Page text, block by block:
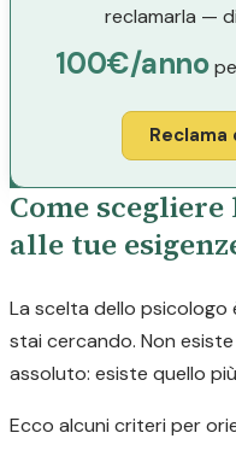
reclamarla —
100€/anno
Come
alle tue
La scelta dello psicologo
stai cercando. Non
assoluto: esiste quello
Ecco alcuni criteri per